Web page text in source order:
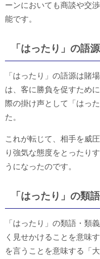
ーンにおいても商談や交
能です。
「はったり」の語源
「はったり」の語源は賭
は、客に勝負を促すため
際の掛け声として「はっ
た。
これが転じて、相手を威
り強気な態度をとったり
うになったのです。
「はったり」の類語
「はったり」の類語・類
く見せかけることを意味
を言うことを意味する「